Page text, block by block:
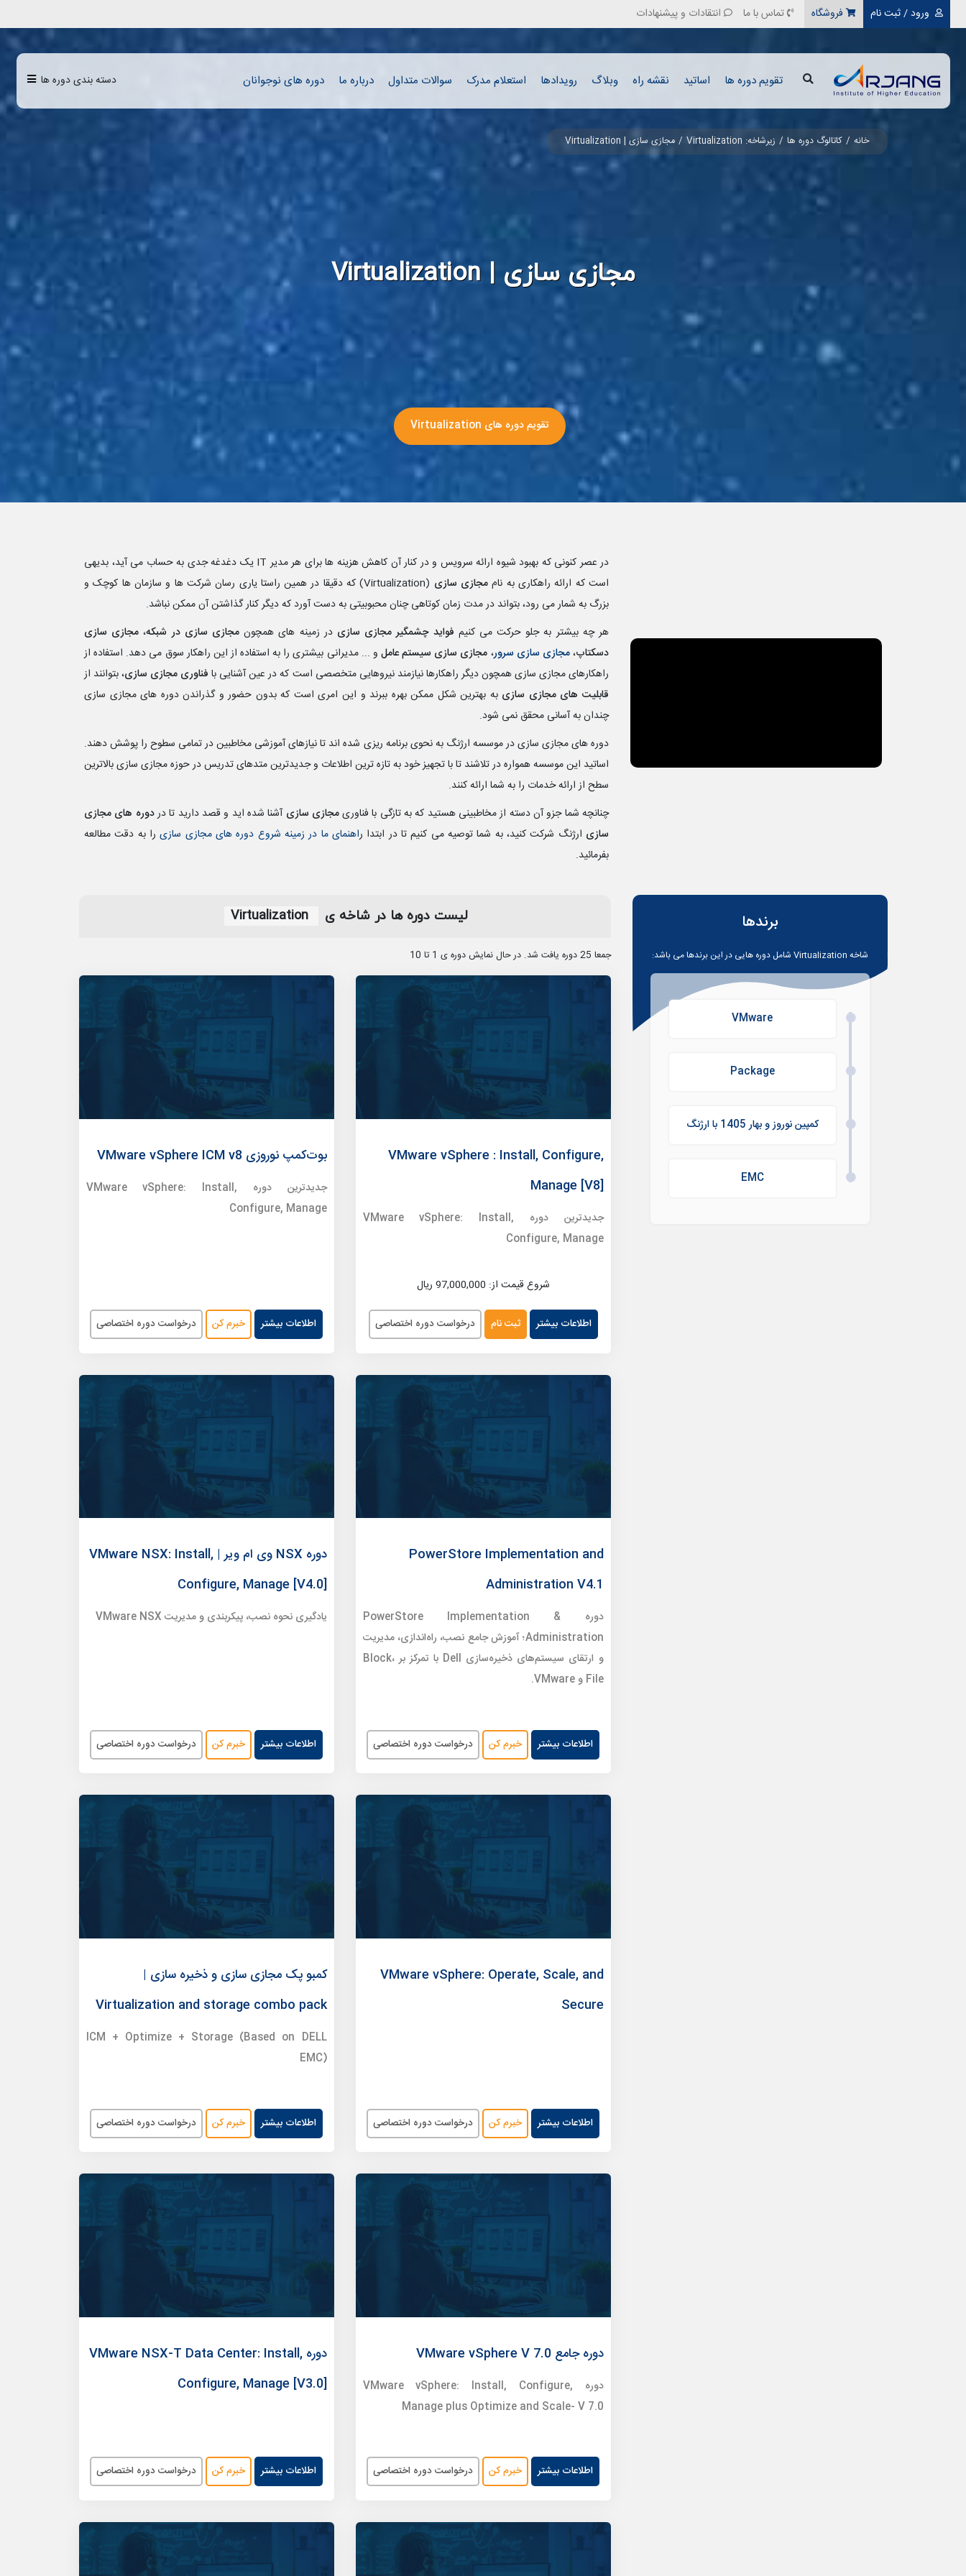
ورود / ثبت نام فروشگاه تماس با ما انتقادات و پیشنهادات
تقویم دوره ها اساتید نقشه راه وبلاگ رویدادها استعلام مدرک سوالات متداول درباره ما دوره‌‌‌ های نوجوانان دسته بندی دوره ها
خانه کاتالوگ دوره ها زیرشاخه: Virtualization مجازی سازی | Virtualization
مجازی سازی | Virtualization
تقویم دوره های Virtualization
در عصر کنونی که بهبود شیوه ارائه سرویس و در کنار آن کاهش هزینه ها برای هر مدیر IT یک دغدغه جدی به حساب می آید، بدیهی
است که ارائه راهکاری به نام مجازی سازی
(Virtualization) که دقیقا در همین راستا یاری رسان شرکت ها و سازمان ها کوچک و
بزرگ به شمار می رود، بتواند در مدت زمان کوتاهی چنان محبوبیتی به دست آورد که دیگر کنار گذاشتن آن ممکن نباشد.
هر چه بیشتر به جلو حرکت می کنیم فواید چشمگیر مجازی سازی در زمینه های همچونمجازی سازی در شبکه، مجازی سازی
دسکتاپ،مجازی سازی سرور، مجازی سازی سیستم عاملو ... مدیرانی بیشتری را به استفاده از این راهکار سوق می دهد. استفاده از
راهکارهای مجازی سازی همچون دیگر راهکارها نیازمند نیروهایی متخصصی است که در عین آشنایی با فناوری مجازی سازی، بتوانند از
قابلیت های مجازی سازی به بهترین شکل ممکن بهره ببرند و این امری است که بدون حضور و گذراندن دوره های مجازی سازی
چندان به آسانی محقق نمی شود.
دوره های مجازی سازی در موسسه ارژنگ به نحوی برنامه ریزی شده اند تا نیازهای آموزشی مخاطبین در تمامی سطوح را پوشش دهند.
اساتید این موسسه همواره در تلاشند تا با تجهیز خود به تازه ترین اطلاعات و جدیدترین متدهای تدریس در حوزه مجازی سازی بالاترین
سطح از ارائه خدمات را به شما ارائه کنند.
چنانچه شما جزو آن دسته از مخاطبینی هستید که به تازگی با فناوریمجازی سازی آشنا شده اید و قصد دارید تا دردوره های مجازی
سازی ارژنگ شرکت کنید، به شما توصیه می کنیم تا در ابتدا راهنمای ما در زمینه شروع دوره های مجازی سازیرا به دقت مطالعه
بفرمائید.
Aparat Video URL
لیست دوره‎ ها در شاخه‌ ی Virtualization
جمعا 25 دوره یافت شد. در حال نمایش دوره ی 1 تا 10
VMware vSphere : Install, Configure,
Manage [V8]
جدیدترین دوره VMware vSphere: Install,
Configure, Manage
شروع قیمت از: 97,000,000 ریال
اطلاعات بیشتر ثبت نام درخواست دوره اختصاصی
بوت‌کمپ‌ نوروزی VMware vSphere ICM v8
جدیدترین دوره VMware vSphere: Install,
Configure, Manage
اطلاعات بیشتر خبرم کن درخواست دوره اختصاصی
PowerStore Implementation and
Administration V4.1
دوره PowerStore Implementation &
Administration؛ آموزش جامع نصب، راه‌اندازی، مدیریت
و ارتقای سیستم‌های ذخیره‌سازی Dell با تمرکز بر Block،
File و VMware.
اطلاعات بیشتر خبرم کن درخواست دوره اختصاصی
دوره NSX وی ام ویر | VMware NSX: Install,
Configure, Manage [V4.0]
یادگیری نحوه نصب، پیکربندی و مدیریت VMware NSX
اطلاعات بیشتر خبرم کن درخواست دوره اختصاصی
VMware vSphere: Operate, Scale, and
Secure
اطلاعات بیشتر خبرم کن درخواست دوره اختصاصی
کمبو پک مجازی سازی و ذخیره سازی |
Virtualization and storage combo pack
ICM + Optimize + Storage (Based on DELL
EMC)
اطلاعات بیشتر خبرم کن درخواست دوره اختصاصی
دوره جامع VMware vSphere V 7.0
دوره VMware vSphere: Install, Configure,
Manage plus Optimize and Scale- V 7.0
اطلاعات بیشتر خبرم کن درخواست دوره اختصاصی
دوره VMware NSX-T Data Center: Install,
Configure, Manage [V3.0]
اطلاعات بیشتر خبرم کن درخواست دوره اختصاصی
برندها
شاخه Virtualization شامل دوره هایی در این برندها می باشد:
VMware
Package
کمپین نوروز و بهار 1405 با ارژنگ
EMC